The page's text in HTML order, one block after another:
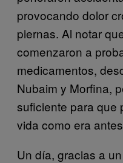
provocando dolor
piernas. Al notar
comenzaron a
medicamentos,
Nubaim y Morfina,
suficiente para que
vida como era
Un día, gracias a